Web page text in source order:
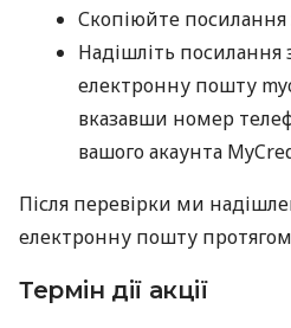
Скопіюйте посилання
Надішліть посилання
електронну пошту
вказавши номер
вашого акаунта
Після перевірки ми
електронну пошту
Термін дії акції